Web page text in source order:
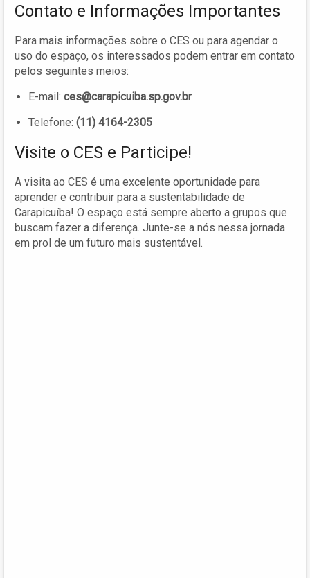
Contato e Informações Importantes
Para mais informações sobre o CES ou para agendar o
uso do espaço, os interessados podem entrar em contato
pelos seguintes meios:
E-mail: ces@carapicuiba.sp.gov.br
Telefone: (11) 4164-2305
Visite o CES e Participe!
A visita ao CES é uma excelente oportunidade para
aprender e contribuir para a sustentabilidade de
Carapicuíba! O espaço está sempre aberto a grupos que
buscam fazer a diferença. Junte-se a nós nessa jornada
em prol de um futuro mais sustentável.